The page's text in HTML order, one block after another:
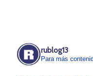
rublog13
Para más